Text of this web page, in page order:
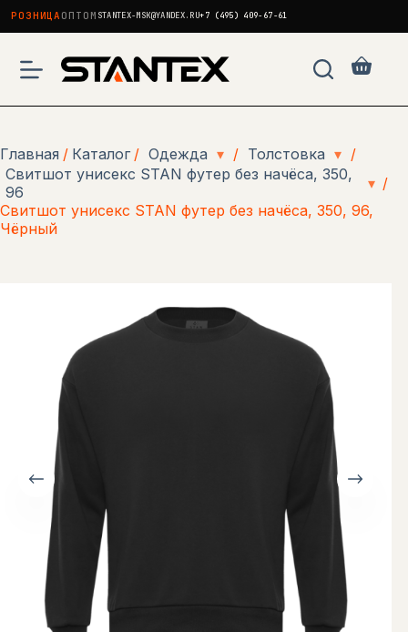
РОЗНИЦА ОПТОМ STANTEX-MSK@YANDEX.RU+7 (495) 409-67-61
сути
Главная / Каталог / Одежда ▾ / Толстовка ▾ /
Свитшот унисекс STAN футер без начёса, 350,
96
▾ /
Свитшот унисекс STAN футер без начёса, 350, 96,
Чёрный